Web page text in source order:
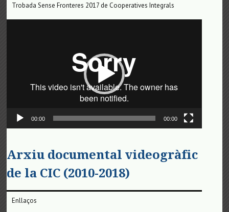
Trobada Sense Fronteres 2017 de Cooperatives Integrals
00:00 00:00
Arxiu documental videogràfic
de la CIC (2010-2018)
Enllaços